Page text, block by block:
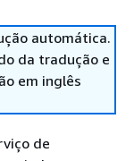
automática.
da tradução e
em inglês
de